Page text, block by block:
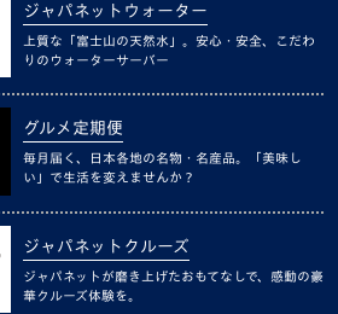
ジャパネットウォーター
上質な「富士山の天然水」。安心・安全、こだわ
りのウォーターサーバー
グルメ定期便
毎月届く、日本各地の名物・名産品。「美味し
い」で生活を変えませんか？
ジャパネットクルーズ
ジャパネットが磨き上げたおもてなしで、感動の豪
華クルーズ体験を。